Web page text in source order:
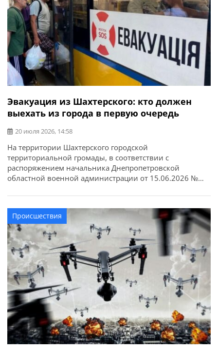
Эвакуация из Шахтерского: кто должен
выехать из города в первую очередь
20 июля 2026, 14:58
На территории Шахтерского городской
территориальной громады, в соответствии с
распоряжением начальника Днепропетровской
областной военной администрации от 15.06.2026 №
принудительным способом детей вместе с их
родителями, лицами, которые их заменяют, или
другими законными представителями. Об этом
сообщает Шахтерский городской совет. Эвакуационные
мероприятия начаты с 15 июня 2026 года. Эвакуация
производится бесплатно. Регистрация […]
Происшествия